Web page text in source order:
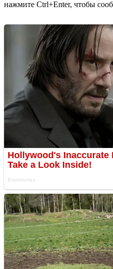
нажмите Ctrl+Enter, чтобы